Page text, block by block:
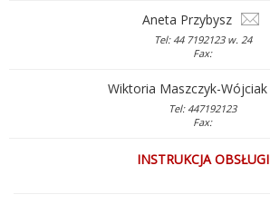
Aneta Przybysz
Tel: 44 7192123 w. 24
Fax:
Wiktoria Maszczyk-Wójciak
Tel: 447192123
Fax:
INSTRUKCJA OBSŁUGI